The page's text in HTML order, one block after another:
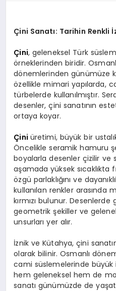
Çini Sanatı: Tarihin Renkli
Çini, geleneksel Türk
örneklerinden biridir.
dönemlerinden günümüze
özellikle mimari yapılarda,
türbelerde kullanılmıştır.
desenler, çini sanatının
ortaya koyar.
Çini üretimi, büyük bir
Öncelikle seramik hamuru
boyalarla desenler çizilir ve
aşamada yüksek sıcaklıkta
özgü parlaklığını ve
kullanılan renkler arasında
kırmızı bulunur.
geometrik şekiller ve
unsurları yer alır.
İznik ve Kütahya, çini
olarak bilinir. Osmanlı
cami süslemelerinde
hem geleneksel hem de
sanatı günümüzde de